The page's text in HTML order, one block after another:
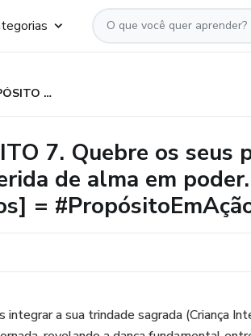
Desafio PROPÓSITO 7. Quebre os seus padrões negativos e transforme sua ferida de alma em poder. [ #PadrõesIntegrados + #DonsRevelados] = #PropósitoEmAção
7. Quebre os seus
de alma em
=
integrar a sua trindade sagrada (Criança